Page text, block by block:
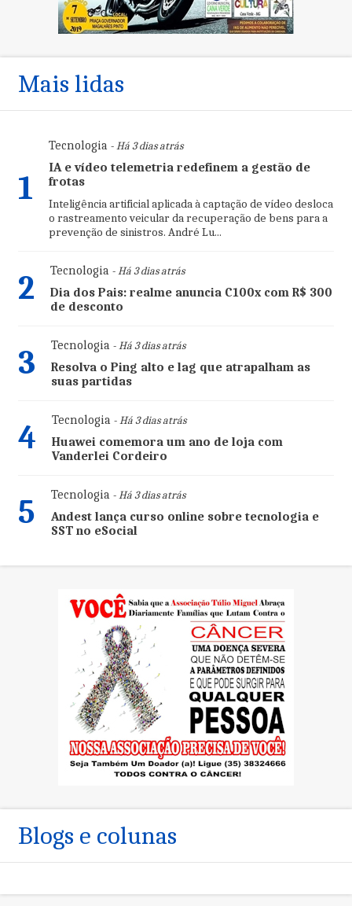
Mais lidas
1
Tecnologia- Há 3 dias atrás
IA e vídeo telemetria redefinem a gestão de
frotas
Inteligência artificial aplicada à captação de vídeo desloca
o rastreamento veicular da recuperação de bens para a
prevenção de sinistros. André Lu...
2 Tecnologia- Há 3 dias atrás
Dia dos Pais: realme anuncia C100x com R$ 300
de desconto
3 Tecnologia- Há 3 dias atrás
Resolva o Ping alto e lag que atrapalham as
suas partidas
4 Tecnologia- Há 3 dias atrás
Huawei comemora um ano de loja com
Vanderlei Cordeiro
5 Tecnologia- Há 3 dias atrás
Andest lança curso online sobre tecnologia e
SST no eSocial
Blogs e colunas